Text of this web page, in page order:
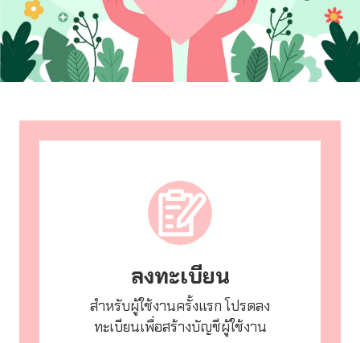
ลงทะเบียน
สำหรับผู้ใช้งานครั้งแรก โปรดลง
ทะเบียนเพื่อสร้างบัญชีผู้ใช้งาน